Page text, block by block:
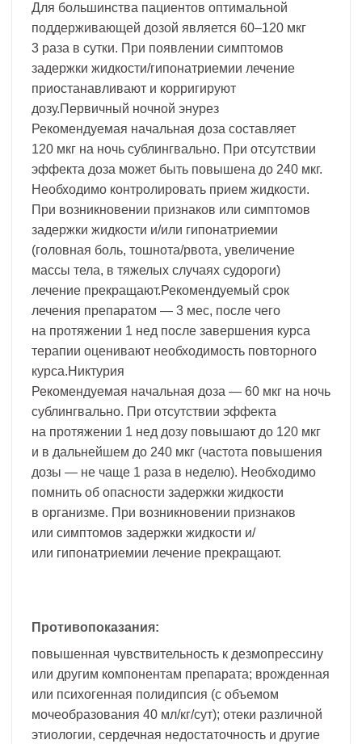
Для большинства пациентов оптимальной
поддерживающей дозой является 60–120 мкг
3 раза в сутки. При появлении симптомов
задержки жидкости/гипонатриемии лечение
приостанавливают и корригируют
дозу.Первичный ночной энурез
Рекомендуемая начальная доза составляет
120 мкг на ночь сублингвально. При отсутствии
эффекта доза может быть повышена до 240 мкг.
Необходимо контролировать прием жидкости.
При возникновении признаков или симптомов
задержки жидкости и/или гипонатриемии
(головная боль, тошнота/рвота, увеличение
массы тела, в тяжелых случаях судороги)
лечение прекращают.Рекомендуемый срок
лечения препаратом — 3 мес, после чего
на протяжении 1 нед после завершения курса
терапии оценивают необходимость повторного
курса.Никтурия
Рекомендуемая начальная доза — 60 мкг на ночь
сублингвально. При отсутствии эффекта
на протяжении 1 нед дозу повышают до 120 мкг
и в дальнейшем до 240 мкг (частота повышения
дозы — не чаще 1 раза в неделю). Необходимо
помнить об опасности задержки жидкости
в организме. При возникновении признаков
или симптомов задержки жидкости и/
или гипонатриемии лечение прекращают.
Противопоказания:
повышенная чувствительность к дезмопрессину
или другим компонентам препарата; врожденная
или психогенная полидипсия (с объемом
мочеобразования 40 мл/кг/сут); отеки различной
этиологии, сердечная недостаточность и другие